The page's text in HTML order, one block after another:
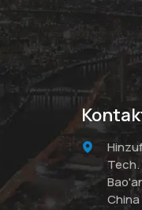
Tech.
China